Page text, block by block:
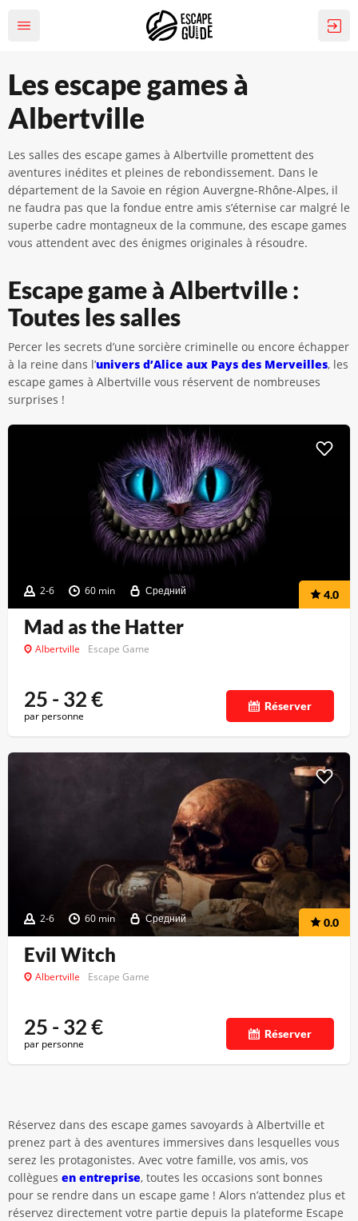
Les escape games à
Albertville
Les salles des escape games à Albertville promettent des
aventures inédites et pleines de rebondissement. Dans le
département de la Savoie en région Auvergne-Rhône-Alpes, il
ne faudra pas que la fondue entre amis s’éternise car malgré le
superbe cadre montagneux de la commune, des escape games
vous attendent avec des énigmes originales à résoudre.
Escape game à Albertville :
Toutes les salles
Percer les secrets d’une sorcière criminelle ou encore échapper
à la reine dans l’univers d’Alice aux Pays des Merveilles, les
escape games à Albertville vous réservent de nombreuses
surprises !
2-6 60 min Средний 4.0
Mad as the Hatter
Albertville Escape Game
25 - 32€
par personne
Réserver
2-6 60 min Средний 0.0
Evil Witch
Albertville Escape Game
25 - 32€
par personne
Réserver
Réservez dans des escape games savoyards à Albertville et
prenez part à des aventures immersives dans lesquelles vous
serez les protagonistes. Avec votre famille, vos amis, vos
collègues en entreprise, toutes les occasions sont bonnes
pour se rendre dans un escape game ! Alors n’attendez plus et
réservez directement votre partie depuis la plateforme Escape